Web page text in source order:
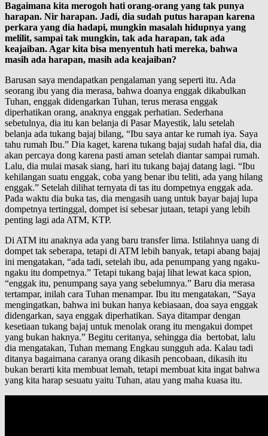
Bagaimana kita merogoh hati orang-orang yang tak punya
harapan. Nir harapan. Jadi, dia sudah putus harapan karena
perkara yang dia hadapi, mungkin masalah hidupnya yang
melilit, sampai tak mungkin, tak ada harapan, tak ada
keajaiban. Agar kita bisa menyentuh hati mereka, bahwa
masih ada harapan, masih ada keajaiban?
Barusan saya mendapatkan pengalaman yang seperti itu. Ada
seorang ibu yang dia merasa, bahwa doanya enggak dikabulkan
Tuhan, enggak didengarkan Tuhan, terus merasa enggak
diperhatikan orang, anaknya enggak perhatian. Sederhana
sebetulnya, dia itu kan belanja di Pasar Mayestik, lalu setelah
belanja ada tukang bajaj bilang, “Ibu saya antar ke rumah iya. Saya
tahu rumah Ibu.” Dia kaget, karena tukang bajaj sudah hafal dia, dia
akan percaya dong karena pasti aman setelah diantar sampai rumah.
Lalu, dia mulai masak siang, hari itu tukang bajaj datang lagi. “Ibu
kehilangan suatu enggak, coba yang benar ibu teliti, ada yang hilang
enggak.” Setelah dilihat ternyata di tas itu dompetnya enggak ada.
Pada waktu dia buka tas, dia mengasih uang untuk bayar bajaj lupa
dompetnya tertinggal, dompet isi sebesar jutaan, tetapi yang lebih
penting lagi ada ATM, KTP.
Di ATM itu anaknya ada yang baru transfer lima. Istilahnya uang di
dompet tak seberapa, tetapi di ATM lebih banyak, tetapi abang bajaj
ini mengatakan, “ada tadi, setelah ibu, ada penumpang yang ngaku-
ngaku itu dompetnya.” Tetapi tukang bajaj lihat lewat kaca spion,
“enggak itu, penumpang saya yang sebelumnya.” Baru dia merasa
tertampar, inilah cara Tuhan menampar. Ibu itu mengatakan, “Saya
mengingatkan, bahwa ini bukan hanya kebiasaan, doa saya enggak
didengarkan, saya enggak diperhatikan. Saya ditampar dengan
kesetiaan tukang bajaj untuk menolak orang itu mengakui dompet
yang bukan haknya.” Begitu ceritanya, sehingga dia bertobat, lalu
dia mengatakan, Tuhan memang Engkau sungguh ada. Kalau tadi
ditanya bagaimana caranya orang dikasih pencobaan, dikasih itu
bukan berarti kita membuat lemah, tetapi membuat kita ingat bahwa
yang kita harap sesuatu yaitu Tuhan, atau yang maha kuasa itu.